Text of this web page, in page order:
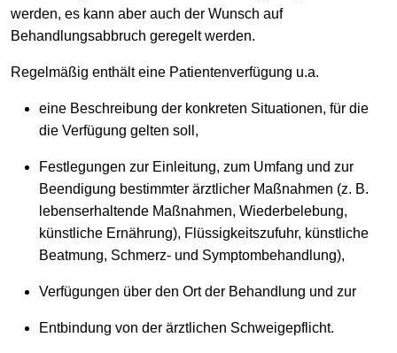
werden, es kann aber auch der Wunsch auf
Behandlungsabbruch geregelt werden.
Regelmäßig enthält eine Patientenverfügung u.a.
eine Beschreibung der konkreten Situationen, für die
die Verfügung gelten soll,
Festlegungen zur Einleitung, zum Umfang und zur
Beendigung bestimmter ärztlicher Maßnahmen (z. B.
lebenserhaltende Maßnahmen, Wiederbelebung,
künstliche Ernährung), Flüssigkeitszufuhr, künstliche
Beatmung, Schmerz- und Symptombehandlung),
Verfügungen über den Ort der Behandlung und zur
Entbindung von der ärztlichen Schweigepflicht.